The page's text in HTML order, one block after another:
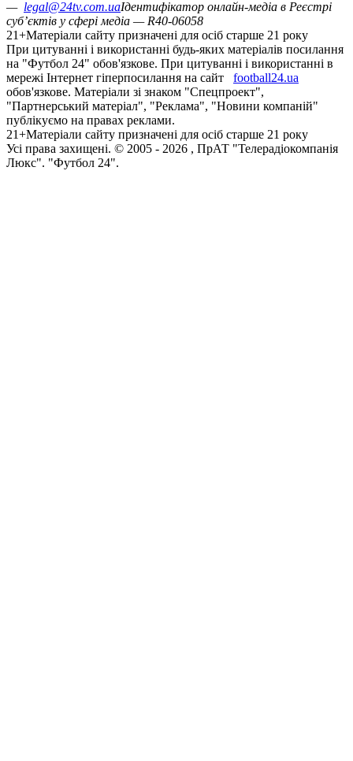
— legal@24tv.com.uaІдентифікатор онлайн-медіа в Реєстрі
суб’єктів у сфері медіа — R40-06058
21+Матеріали сайту призначені для осіб старше 21 року
При цитуванні і використанні будь-яких матеріалів посилання
на "Футбол 24" обов'язкове. При цитуванні і використанні в
мережі Інтернет гіперпосилання на сайт
football24.ua
обов'язкове. Матеріали зі знаком "Спецпроект",
"Партнерський матеріал", "Реклама", "Новини компаній"
публікуємо на правах реклами.
21+Матеріали сайту призначені для осіб старше 21 року
Усi права захищенi. © 2005 - 2026 , ПрАТ "Телерадіокомпанія
Люкс". "Футбол 24".